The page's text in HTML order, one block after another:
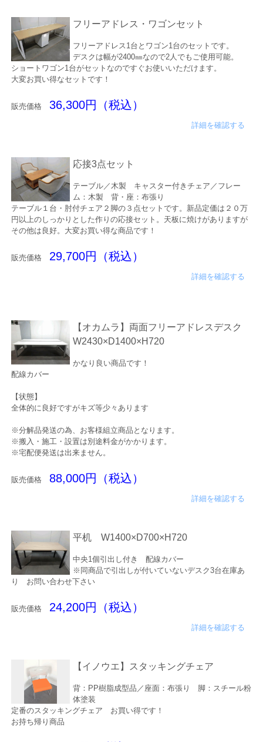
フリーアドレス・ワゴンセット
フリーアドレス1台とワゴン1台のセットです。
デスクは幅が2400㎜なので2人でもご使用可能。
ショートワゴン1台がセットなのですぐお使いいただけます。
大変お買い得なセットです！
販売価格 36,300円（税込）
詳細を確認する
応接3点セット
テーブル／木製 キャスター付きチェア／フレー
ム：木製 背・座：布張り
テーブル１台・肘付チェア２脚の３点セットです。新品定価は２０万
円以上のしっかりとした作りの応接セット。天板に焼けがありますが
その他は良好。大変お買い得な商品です！
販売価格 29,700円（税込）
詳細を確認する
【オカムラ】両面フリーアドレスデスク
W2430×D1400×H720
かなり良い商品です！
配線カバー
【状態】
全体的に良好ですがキズ等少々あります
※分解品発送の為、お客様組立商品となります。
※搬入・施工・設置は別途料金がかかります。
※宅配便発送は出来ません。
販売価格 88,000円（税込）
詳細を確認する
平机 W1400×D700×H720
中央1個引出し付き 配線カバー
※同商品で引出しが付いていないデスク3台在庫あ
り お問い合わせ下さい
販売価格 24,200円（税込）
詳細を確認する
【イノウエ】スタッキングチェア
背：PP樹脂成型品／座面：布張り 脚：スチール粉
体塗装
定番のスタッキングチェア お買い得です！
お持ち帰り商品